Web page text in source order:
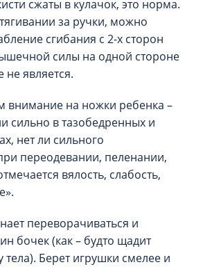
сжаты в кулачок, это норма.
за ручки, можно
сгибания с 2-х сторон
силы на одной стороне
является.
внимание на ножки ребенка –
сильно в тазобедренных и
нет ли сильного
переодевании, пеленании,
вялость, слабость,
переворачиваться и
бочек (как – будто щадит
тела). Берет игрушки смелее и